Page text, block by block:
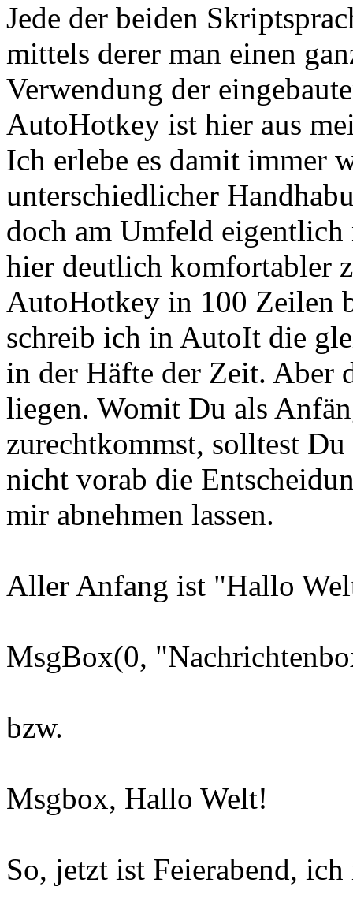
Jede der beiden
mittels derer man einen
Verwendung der
AutoHotkey ist hier aus
Ich erlebe es damit immer
unterschiedlicher
doch am Umfeld
hier deutlich komfortabler
AutoHotkey in 100 Zeilen
schreib ich in AutoIt die
in der Häfte der Zeit. Aber
liegen. Womit Du als
zurechtkommst, solltest
nicht vorab die
mir abnehmen lassen.
Aller Anfang ist "Hallo
MsgBox(0,
bzw.
Msgbox, Hallo Welt!
So, jetzt ist Feierabend,